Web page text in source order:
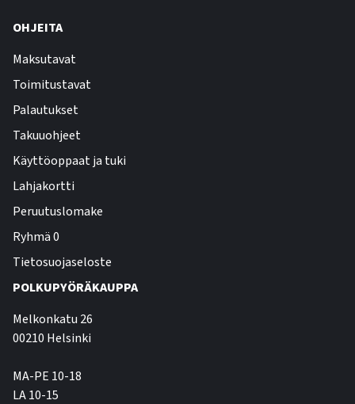
OHJEITA
Maksutavat
Toimitustavat
Palautukset
Takuuohjeet
Käyttöoppaat ja tuki
Lahjakortti
Peruutuslomake
Ryhmä 0
Tietosuojaseloste
POLKUPYÖRÄKAUPPA
Melkonkatu 26
00210 Helsinki
MA-PE 10-18
LA 10-15